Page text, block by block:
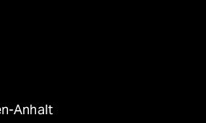
Anhalt